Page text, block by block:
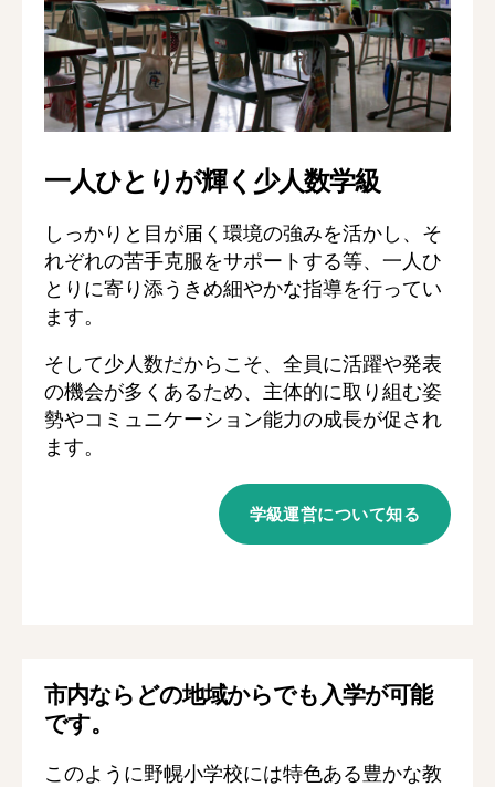
一人ひとりが輝く少人数学級
しっかりと目が届く環境の強みを活かし、そ
れぞれの苦手克服をサポートする等、一人ひ
とりに寄り添うきめ細やかな指導を行ってい
ます。
そして少人数だからこそ、全員に活躍や発表
の機会が多くあるため、主体的に取り組む姿
勢やコミュニケーション能力の成長が促され
ます。
学級運営について知る
市内ならどの地域からでも入学が可能
です。
このように野幌小学校には特色ある豊かな教